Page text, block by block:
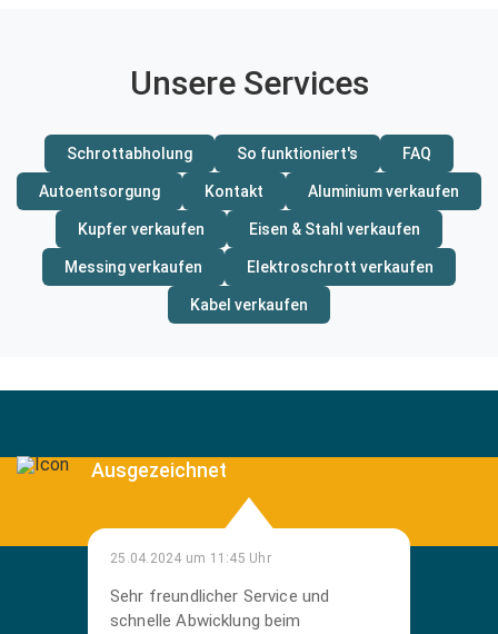
Unsere Services
Schrottabholung So funktioniert's FAQ
Autoentsorgung Kontakt Aluminium verkaufen
Kupfer verkaufen Eisen & Stahl verkaufen
Messing verkaufen Elektroschrott verkaufen
Kabel verkaufen
Ausgezeichnet
25.04.2024 um 11:45 Uhr
Sehr freundlicher Service und
schnelle Abwicklung beim